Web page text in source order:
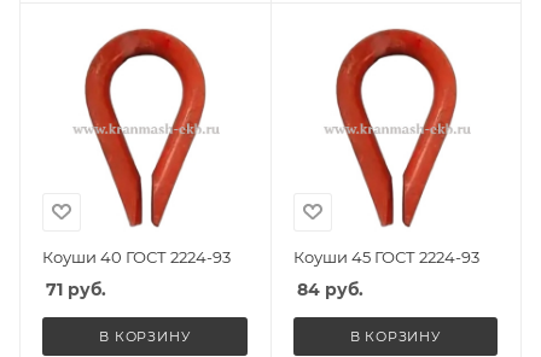
Коуши 40 ГОСТ 2224-93
71 руб.
В КОРЗИНУ
Коуши 45 ГОСТ 2224-93
84руб.
В КОРЗИНУ